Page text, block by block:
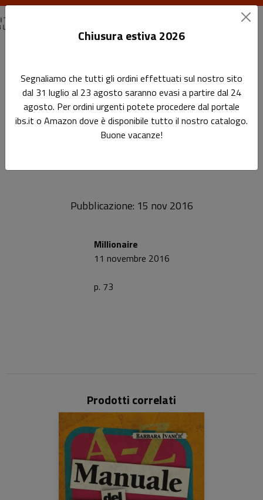
Leggi la recensione a "Manuale del traduttore" su Millionaire
Leggi la recensione a
"Manuale del traduttore" su
Millionaire
Sottotitolo non presente
Pubblicazione: 15 nov 2016
Millionaire
11 novembre 2016
p. 73
Prodotti correlati
Chiusura estiva 2026
Segnaliamo che tutti gli ordini effettuati sul nostro sito
dal 31 luglio al 23 agosto saranno evasi a partire dal 24
agosto. Per ordini urgenti potete procedere dal portale
ibs.it o Amazon dove è disponibile tutto il nostro catalogo.
Buone vacanze!